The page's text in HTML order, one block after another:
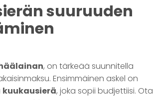
suuruuden
, on tärkeää suunnitella
Ensimmäinen askel on
kuukausierä, joka sopii budjettiisi. Ota